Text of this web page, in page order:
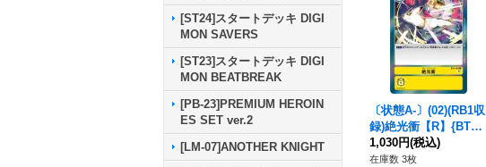
[ST24]スタートデッキ DIGI
MON SAVERS
[ST23]スタートデッキ DIGI
MON BEATBREAK
[PB-23]PREMIUM HEROIN
ES SET ver.2
[LM-07]ANOTHER KNIGHT
〔状態A-〕(02)(RB1収
録)絶光衝【R】{BT4-1
04}《黄》
1,030円(税込)
在庫数 3枚